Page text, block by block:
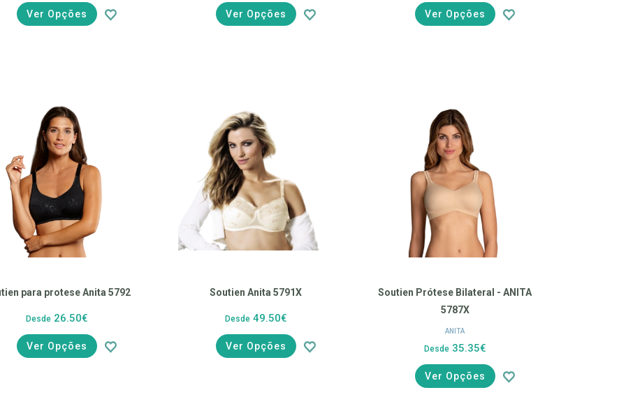
Ver Opções Ver Opções Ver Opções
para protese Anita 5792
Desde26.50€
Ver Opções
Soutien Anita 5791X
Desde49.50€
Ver Opções
Soutien Prótese Bilateral - ANITA
5787X
ANITA
Desde35.35€
Ver Opções